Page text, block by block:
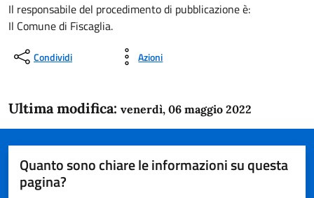
Il responsabile del procedimento di pubblicazione è:
Il Comune di Fiscaglia.
Condividi Azioni
Ultima modifica: venerdì, 06 maggio 2022
Quanto sono chiare le informazioni su questa
pagina?